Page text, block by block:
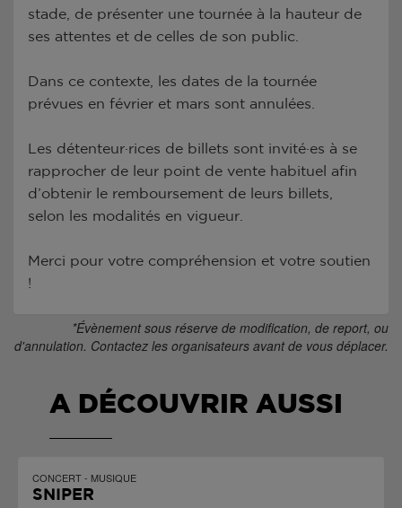
stade, de présenter une tournée à la hauteur de
ses attentes et de celles de son public.
Dans ce contexte, les dates de la tournée
prévues en février et mars sont annulées.
Les détenteur·rices de billets sont invité·es à se
rapprocher de leur point de vente habituel afin
d’obtenir le remboursement de leurs billets,
selon les modalités en vigueur.
Merci pour votre compréhension et votre soutien
!
*Évènement sous réserve de modification, de report, ou
d'annulation. Contactez les organisateurs avant de vous déplacer.
A DÉCOUVRIR AUSSI
CONCERT - MUSIQUE
SNIPER